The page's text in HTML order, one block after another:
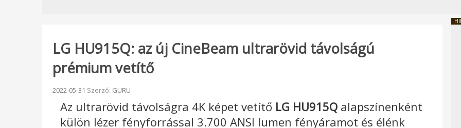
LG HU915Q: az új CineBeam ultrarövid távolságú
prémium vetítő
Beküldve:
2022-05-31 Szerző: GURU
Az ultrarövid távolságra 4K képet vetítő LG HU915Q alapszínenként
külön lézer fényforrással 3.700 ANSI lumen fényáramot és élénk